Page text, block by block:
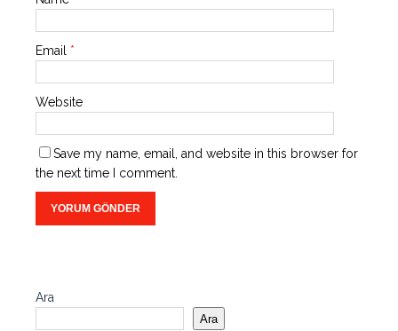
Email *
Website
Save my name, email, and website in this browser for
the next time I comment.
Ara
Ara